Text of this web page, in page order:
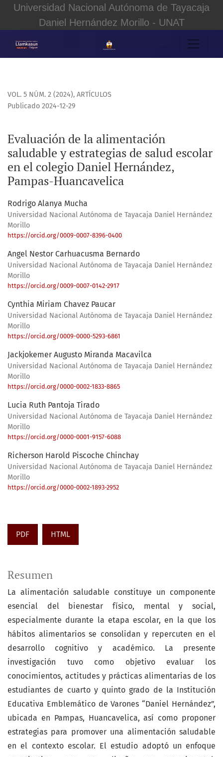
Universidad Nacional Autónoma de Tayacaja
Daniel Hernández Morillo - UNAT
VOL. 5 NÚM. 2 (2024), ARTÍCULOS
Evaluación de la alimentación
saludable y estrategias de salud escolar
en el colegio Daniel Hernández,
Pampas-Huancavelica
Publicado 2024-12-29
Rodrigo Alanya Mucha
Universidad Nacional Autónoma de Tayacaja Daniel Hernández
Morillo
https://orcid.org/0009-0007-8396-0400
Angel Nestor Carhuacusma Bernardo
Universidad Nacional Autónoma de Tayacaja Daniel Hernández
Morillo
https://orcid.org/0009-0007-0142-2917
Cynthia Miriam Chavez Paucar
Universidad Nacional Autónoma de Tayacaja Daniel Hernández
Morillo
https://orcid.org/0009-0000-5293-6861
Jackjokemer Augusto Miranda Macavilca
Universidad Nacional Autónoma de Tayacaja Daniel Hernández
Morillo
https://orcid.org/0000-0002-1833-8865
Lucia Ruth Pantoja Tirado
Universidad Nacional Autónoma de Tayacaja Daniel Hernández
Morillo
https://orcid.org/0000-0001-9157-6088
Richerson Harold Piscoche Chinchay
Universidad Nacional Autónoma de Tayacaja Daniel Hernández
Morillo
https://orcid.org/0000-0002-1893-2952
PDF HTML
Resumen
La alimentación saludable constituye un componente
esencial del bienestar físico, mental y social,
especialmente durante la etapa escolar, en la que los
hábitos alimentarios se consolidan y repercuten en el
desarrollo cognitivo y académico. La presente
investigación tuvo como objetivo evaluar los
conocimientos, actitudes y prácticas alimentarias de los
estudiantes de cuarto y quinto grado de la Institución
Educativa Emblemático de Varones “Daniel Hernández”,
ubicada en Pampas, Huancavelica, así como proponer
estrategias para promover una alimentación saludable
en el contexto escolar. El estudio adoptó un enfoque